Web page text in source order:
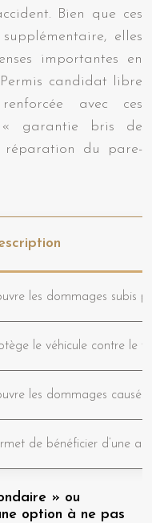
Bien que ces
elles
importantes en
candidat libre
avec ces
« garantie bris de
du pare-
les dommages subis
le véhicule contre le
les dommages
de bénéficier d’une
» ou
option à ne pas